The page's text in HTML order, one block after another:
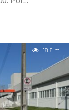
18.8 mil